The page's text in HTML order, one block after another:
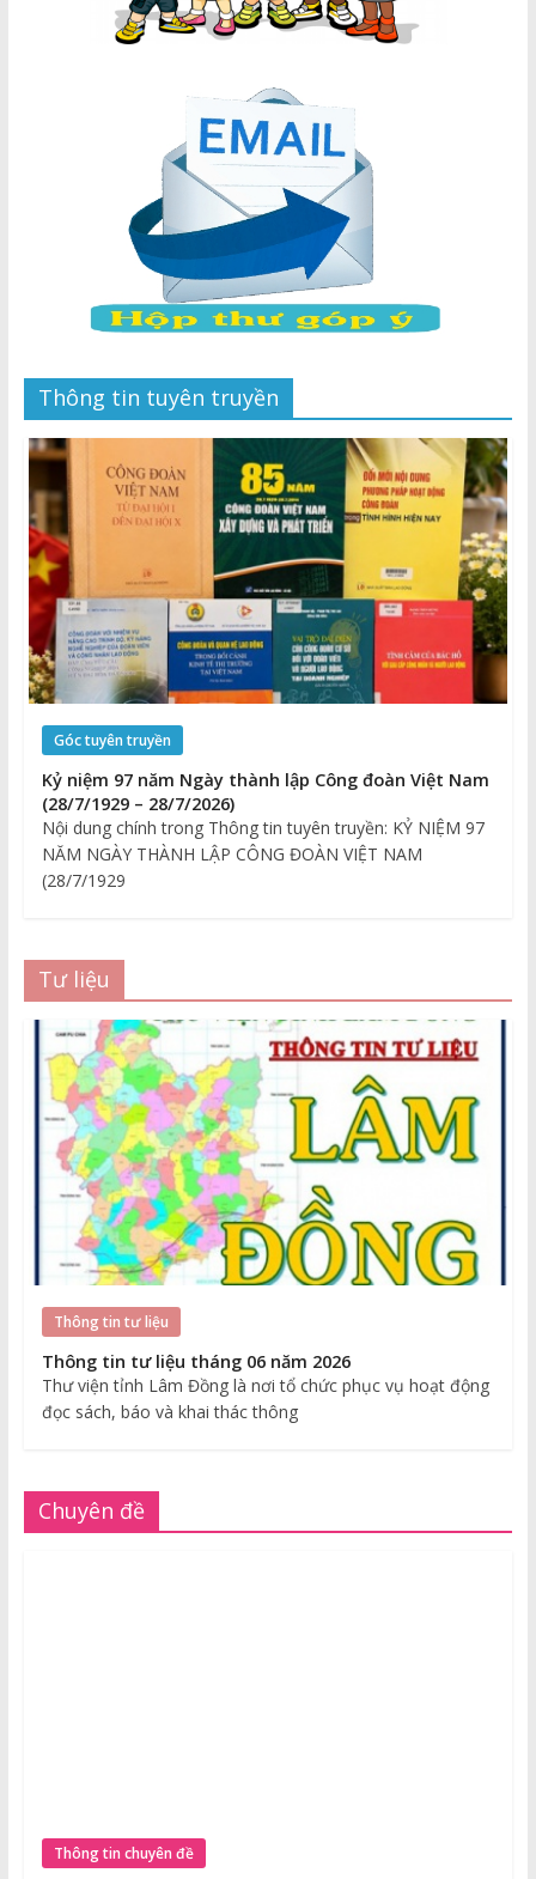
Thông tin tuyên truyền
Góc tuyên truyền
Kỷ niệm 97 năm Ngày thành lập Công đoàn Việt Nam
(28/7/1929 – 28/7/2026)
Nội dung chính trong Thông tin tuyên truyền: KỶ NIỆM 97
NĂM NGÀY THÀNH LẬP CÔNG ĐOÀN VIỆT NAM
(28/7/1929
Tư liệu
Thông tin tư liệu
Thông tin tư liệu tháng 06 năm 2026
Thư viện tỉnh Lâm Đồng là nơi tổ chức phục vụ hoạt động
đọc sách, báo và khai thác thông
Chuyên đề
Thông tin chuyên đề